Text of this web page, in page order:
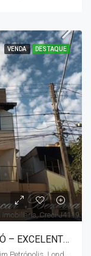
VENDA DESTAQUE
SOBRADO FRENTE PARA LAGO IGAPÓ – EXCELENTE OPORTUNIDADE DE MORADIA OU USO COMERCIAL- JD. LAGO PARQUE / LONDRINA